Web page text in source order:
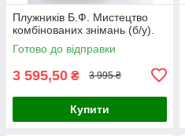
Плужників Б.Ф. Мистецтво
комбінованих знімань (б/у).
Готово до відправки
3 595,50 ₴ 3 995 ₴
Купити